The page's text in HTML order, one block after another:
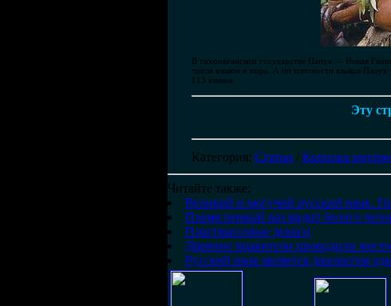
В тихоокеанском государстве Папуа — Новая
числа языков в мире. А по плотности языков
113 языков.
Эту
Категория: Статьи / Копилка
Читайте также:
Великий и могучий русский язык.
Племя первый раз видит белого
Пластмассовые деньги
Древние правители проводили
Русский язык является диалектом